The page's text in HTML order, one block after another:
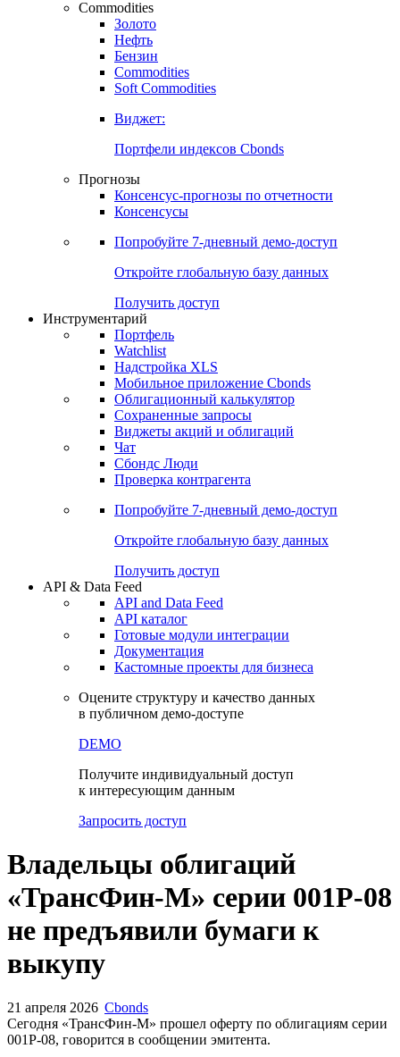
Commodities
Золото
Нефть
Бензин
Commodities
Soft Commodities
Виджет:
Портфели индексов Cbonds
Прогнозы
Консенсус-прогнозы по отчетности
Консенсусы
Попробуйте 7-дневный демо-доступ
Откройте глобальную базу данных
Получить доступ
Инструментарий
Портфель
Watchlist
Надстройка XLS
Мобильное приложение Cbonds
Облигационный калькулятор
Сохраненные запросы
Виджеты акций и облигаций
Чат
Сбондс Люди
Проверка контрагента
Попробуйте 7-дневный демо-доступ
Откройте глобальную базу данных
Получить доступ
API & Data Feed
API and Data Feed
API каталог
Готовые модули интеграции
Документация
Кастомные проекты для бизнеса
Оцените структуру и качество данных
в публичном демо-доступе
DEMO
Получите индивидуальный доступ
к интересующим данным
Запросить доступ
Владельцы облигаций
«ТрансФин-М» серии 001P-08
не предъявили бумаги к
выкупу
21 апреля 2026 Cbonds
Сегодня «ТрансФин-М» прошел оферту по облигациям серии
001P-08, говорится в сообщении эмитента.